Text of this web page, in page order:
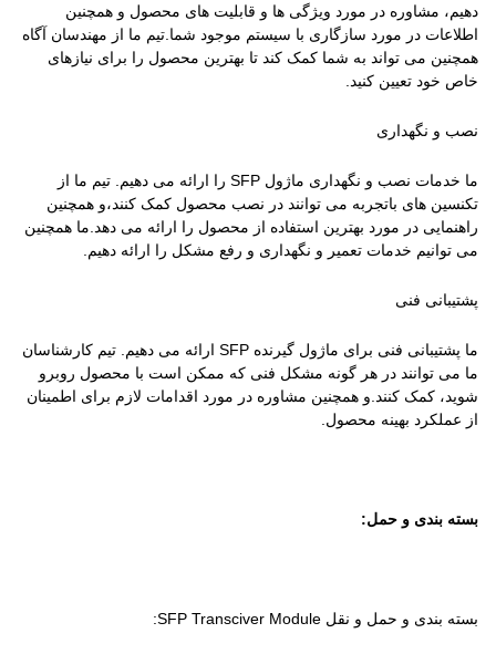
دهیم، مشاوره در مورد ویژگی ها و قابلیت های محصول و همچنین
اطلاعات در مورد سازگاری با سیستم موجود شما.تیم ما از مهندسان آگاه
همچنین می تواند به شما کمک کند تا بهترین محصول را برای نیازهای
خاص خود تعیین کنید.
نصب و نگهداری
ما خدمات نصب و نگهداری ماژول SFP را ارائه می دهیم. تیم ما از
تکنسین های باتجربه می توانند در نصب محصول کمک کنند،و همچنین
راهنمایی در مورد بهترین استفاده از محصول را ارائه می دهد.ما همچنین
می توانیم خدمات تعمیر و نگهداری و رفع مشکل را ارائه دهیم.
پشتیبانی فنی
ما پشتیبانی فنی برای ماژول گیرنده SFP ارائه می دهیم. تیم کارشناسان
ما می توانند در هر گونه مشکل فنی که ممکن است با محصول روبرو
شوید، کمک کنند.و همچنین مشاوره در مورد اقدامات لازم برای اطمینان
از عملکرد بهینه محصول.
بسته بندی و حمل:
بسته بندی و حمل و نقل SFP Transciver Module: